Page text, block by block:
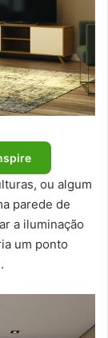
ou algum
parede de
a iluminação
um ponto